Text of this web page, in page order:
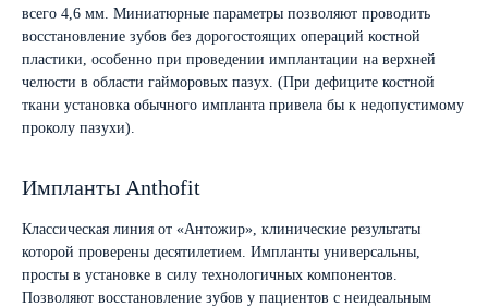
всего 4,6 мм. Миниатюрные параметры позволяют проводить
восстановление зубов без дорогостоящих операций костной
пластики, особенно при проведении имплантации на верхней
челюсти в области гайморовых пазух. (При дефиците костной
ткани установка обычного импланта привела бы к недопустимому
проколу пазухи).
Импланты Anthofit
Классическая линия от «Антожир», клинические результаты
которой проверены десятилетием. Импланты универсальны,
просты в установке в силу технологичных компонентов.
Позволяют восстановление зубов у пациентов с неидеальным